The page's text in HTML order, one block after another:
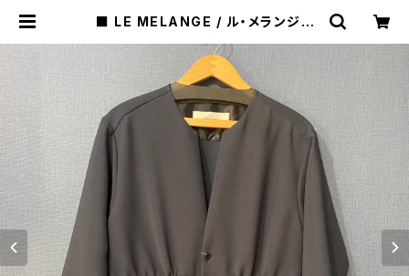
■ LE MELANGE / ル・メランジュ
ット■MADE IN JAPAN | raquel